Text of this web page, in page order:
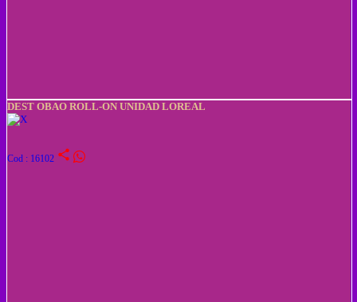
DEST OBAO ROLL-ON UNIDAD LOREAL
Cod : 16102 share